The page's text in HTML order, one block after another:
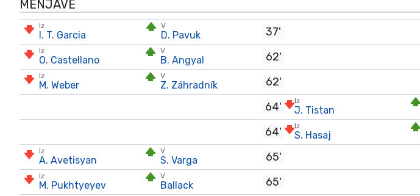
MENJAVE
Iz
I. T. Garcia
V
D. Pavuk 37'
Iz
O. Castellano
V
B. Angyal 62'
Iz
M. Weber
V
Z. Záhradník
62'
64'
Iz
J. Tistan
64' Iz
S. Hasaj
Iz
A. Avetisyan
V
S. Varga 65'
Iz
M. Pukhtyeyev
V
Ballack
65'